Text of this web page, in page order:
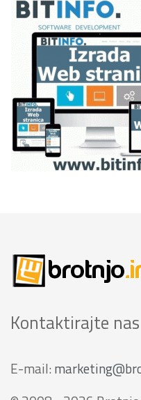
Kontaktirajte nas
E-mail: